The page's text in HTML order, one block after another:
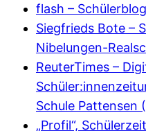
flash –
Siegfrieds Bote –
Nibelungen-
ReuterTimes –
Schule Pattensen
„Profil“,